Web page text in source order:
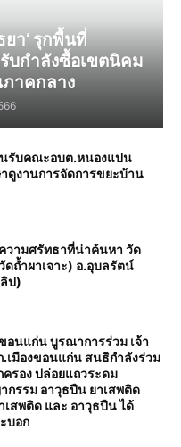
า’ รุกพื้นที่
รับกำลังซื้อเขตนิคม
าคกลาง
รับคณะอบต.หนองแปน
ดูงานการจัดการขยะบ้าน
วามศรัทธาที่น่าค้นหา วัด
ถ้ำผาเจาะ) อ.อุบลรัตน์
ป)
อนแก่น บูรณาการร่วม เจ้า
เมืองขอนแก่น สนธิกำลังร่วม
ครอง ปล่อยแถวระดม
กรรม อาวุธปืน ยาเสพติด
เสพติด และ อาวุธปืน ได้
บอก